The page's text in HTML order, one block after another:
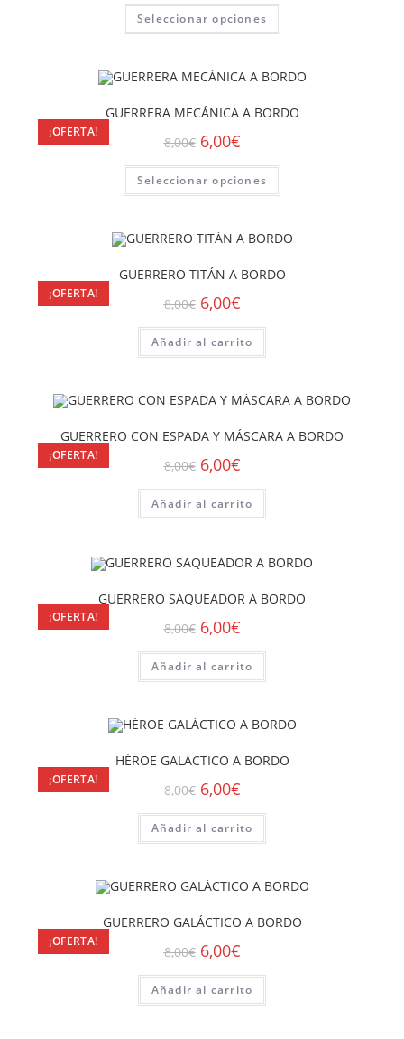
Seleccionar opciones
¡OFERTA!
GUERRERA MECÁNICA A BORDO
8,00€ 6,00€
Seleccionar opciones
¡OFERTA!
GUERRERO TITÁN A BORDO
8,00€ 6,00€
Añadir al carrito
¡OFERTA!
GUERRERO CON ESPADA Y MÁSCARA A BORDO
8,00€ 6,00€
Añadir al carrito
¡OFERTA!
GUERRERO SAQUEADOR A BORDO
8,00€ 6,00€
Añadir al carrito
¡OFERTA!
HÉROE GALÁCTICO A BORDO
8,00€ 6,00€
Añadir al carrito
¡OFERTA!
GUERRERO GALÁCTICO A BORDO
8,00€ 6,00€
Añadir al carrito